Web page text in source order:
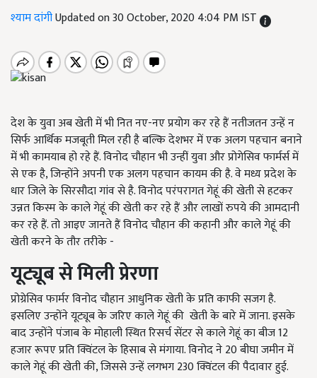
श्याम दांगीUpdated on 30 October, 2020 4:04 PM IST
देश के युवा अब खेती में भी नित नए-नए प्रयोग कर रहे हैं नतीजतन उन्हें न
सिर्फ आर्थिक मजबूती मिल रही है बल्कि देशभर में एक अलग पहचान बनाने
में भी कामयाब हो रहे हैं. विनोद चौहान भी उन्हीं युवा और प्रोगेसिव फार्मर्स में
से एक है, जिन्होंने अपनी एक अलग पहचान कायम की है. वे मध्य प्रदेश के
धार जिले के सिरसौदा गांव से है. विनोद परंपरागत गेहूं की खेती से हटकर
उन्नत किस्म के काले गेहूं की खेती कर रहे हैं और लाखों रुपये की आमदानी
कर रहे हैं. तो आइए जानते हैं विनोद चौहान की कहानी और काले गेहूं की
खेती करने के तौर तरीके -
यूट्यूब सेमिलीप्रेरणा
प्रोग्रेसिव फार्मर विनोद चौहान आधुनिक खेती के प्रति काफी सजग है.
इसलिए उन्होंने यूट्यूब के जरिए काले गेहूं की खेती के बारे में जाना. इसके
बाद उन्होंने पंजाब के मोहाली स्थित रिसर्च सेंटर से काले गेहूं का बीज 12
हजार रूपए प्रति क्विंटल के हिसाब से मंगाया. विनोद ने 20 बीघा जमीन में
काले गेहूं की खेती की, जिससे उन्हें लगभग 230 क्विंटल की पैदावार हुई.